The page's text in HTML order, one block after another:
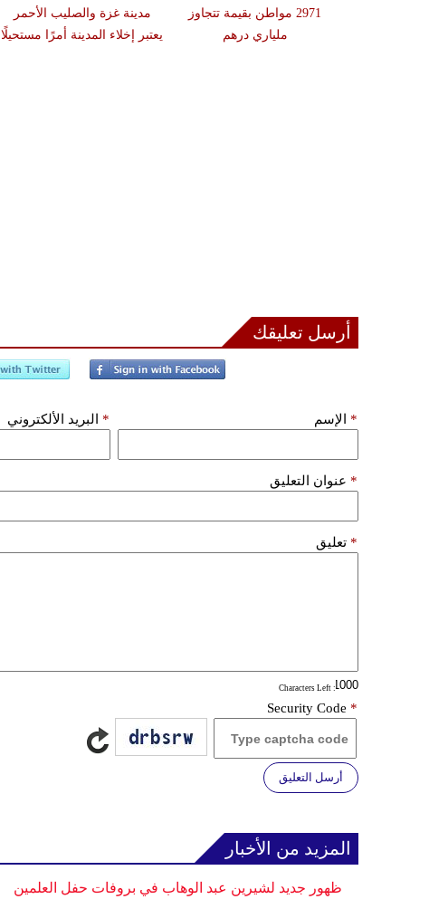
مدينة غزة والصليب الأحمر
يعتبر إخلاء المدينة أمرًا مستحيلًا
2971 مواطن بقيمة تتجاوز
ملياري درهم
أرسل تعليقك
الإسم * البريد الألكتروني *
عنوان التعليق *
تعليق *
: Characters Left
Security Code *
أرسل التعليق
المزيد من الأخبار
ظهور جديد لشيرين عبد الوهاب في بروفات حفل العلمين